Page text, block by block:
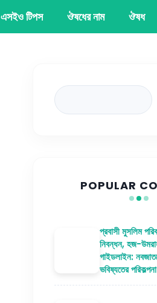
এসইও টিপস ঔষধের নাম ঔষধ
Search
POPULAR
প্রবাসী মুসলিম
নিবন্ধন, হজ-
গাইডলাইন:
ভবিষ্যতের পরিকল্পনা